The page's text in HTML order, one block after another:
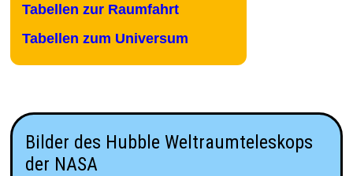
Tabellen zur Raumfahrt
Tabellen zum Universum
Bilder des Hubble Weltraumteleskops
der NASA